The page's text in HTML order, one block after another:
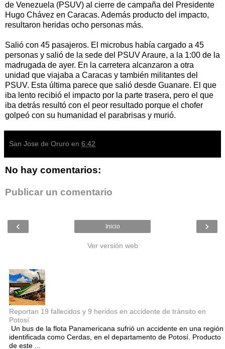
de Venezuela (PSUV) al cierre de campaña del Presidente
Hugo Chávez en Caracas. Además producto del impacto,
resultaron heridas ocho personas más.
Salió con 45 pasajeros. El microbus había cargado a 45
personas y salió de la sede del PSUV Araure, a la 1:00 de la
madrugada de ayer. En la carretera alcanzaron a otra
unidad que viajaba a Caracas y también militantes del
PSUV. Esta última parece que salió desde Guanare. El que
iba lento recibió el impacto por la parte trasera, pero el que
iba detrás resultó con el peor resultado porque el chofer
golpeó con su humanidad el parabrisas y murió.
San Jose de Oruro en 6:42
No hay comentarios:
Publicar un comentario
‹ ›
Inicio
Ver versión web
Reportan 19 fallecidos y 9 heridos en accidente de tránsito en
Potosí
Un bus de la flota Panamericana sufrió un accidente en una región
identificada como Cerdas, en el departamento de Potosí. Producto
de este ...